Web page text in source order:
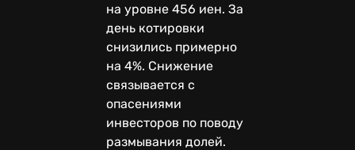
на уровне 456 иен. За
день котировки
снизились примерно
на 4%. Снижение
связывается с
опасениями
инвесторов по поводу
размывания долей.